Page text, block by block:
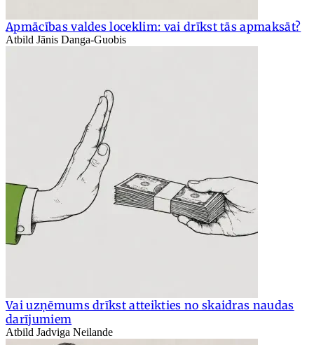
Apmācības valdes loceklim: vai drīkst tās apmaksāt?
Atbild Jānis Danga-Guobis
Vai uzņēmums drīkst atteikties no skaidras naudas
darījumiem
Atbild Jadviga Neilande